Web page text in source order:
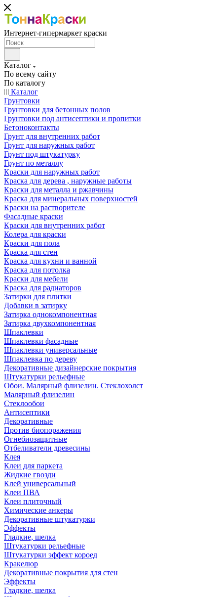
Интернет-гипермаркет краски
Каталог
По всему сайту
По каталогу
Каталог
Грунтовки
Грунтовки для бетонных полов
Грунтовки под антисептики и пропитки
Бетоноконтакты
Грунт для внутренних работ
Грунт для наружных работ
Грунт под штукатурку
Грунт по металлу
Краски для наружных работ
Краска для дерева , наружные работы
Краски для металла и ржавчины
Краска для минеральных поверхностей
Краски на растворителе
Фасадные краски
Краски для внутренних работ
Колера для краски
Краски для пола
Краска для стен
Краска для кухни и ванной
Краска для потолка
Краски для мебели
Краска для радиаторов
Затирки для плитки
Добавки в затирку
Затирка однокомпонентная
Затирка двухкомпонентная
Шпаклевки
Шпаклевки фасадные
Шпаклевки универсальные
Шпаклевка по дереву
Декоративные дизайнерские покрытия
Штукатурки рельефные
Обои. Малярный флизелин. Стеклохолст
Малярный флизелин
Стеклообои
Антисептики
Декоративные
Против биопоражения
Огнебиозащитные
Отбеливатели древесины
Клея
Клеи для паркета
Жидкие гвозди
Клей универсальный
Клеи ПВА
Клеи плиточный
Химические анкеры
Декоративные штукатурки
Эффекты
Гладкие, шелка
Штукатурки рельефные
Штукатурки эффект короед
Кракелюр
Декоративные покрытия для стен
Эффекты
Гладкие, шелка